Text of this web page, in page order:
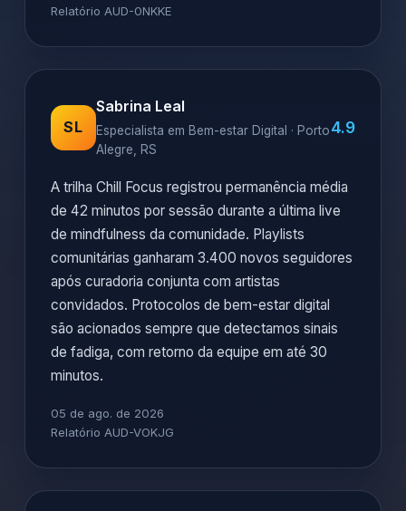
Relatório AUD-0NKKE
SL
Sabrina Leal
Especialista em Bem-estar Digital · Porto
Alegre, RS
4.9
A trilha Chill Focus registrou permanência média
de 42 minutos por sessão durante a última live
de mindfulness da comunidade. Playlists
comunitárias ganharam 3.400 novos seguidores
após curadoria conjunta com artistas
convidados. Protocolos de bem-estar digital
são acionados sempre que detectamos sinais
de fadiga, com retorno da equipe em até 30
minutos.
05 de ago. de 2026
Relatório AUD-VOKJG